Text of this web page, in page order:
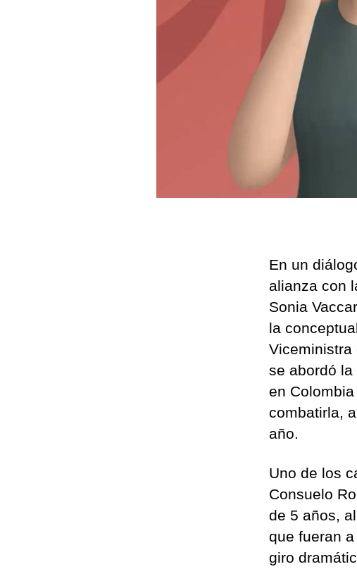
En un
alianza con
Sonia
la
Viceministra
se abordó
en
combatirla,
año.
Uno de los
Consuelo
de 5 años,
que fueran
giro